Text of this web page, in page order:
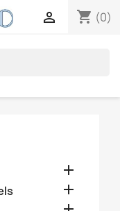
shopping_cart (0)


